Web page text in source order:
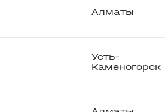
Алматы
Усть-
Каменогорск